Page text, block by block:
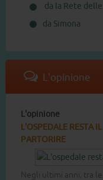
da la Rete
da Simona
L'opinione
L'opinione
L'OSPEDALE RESTA
PARTORIRE
Negli ultimi anni, tra